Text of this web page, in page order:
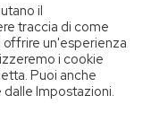
il
traccia di come
un'esperienza
i cookie
Puoi anche
Impostazioni.